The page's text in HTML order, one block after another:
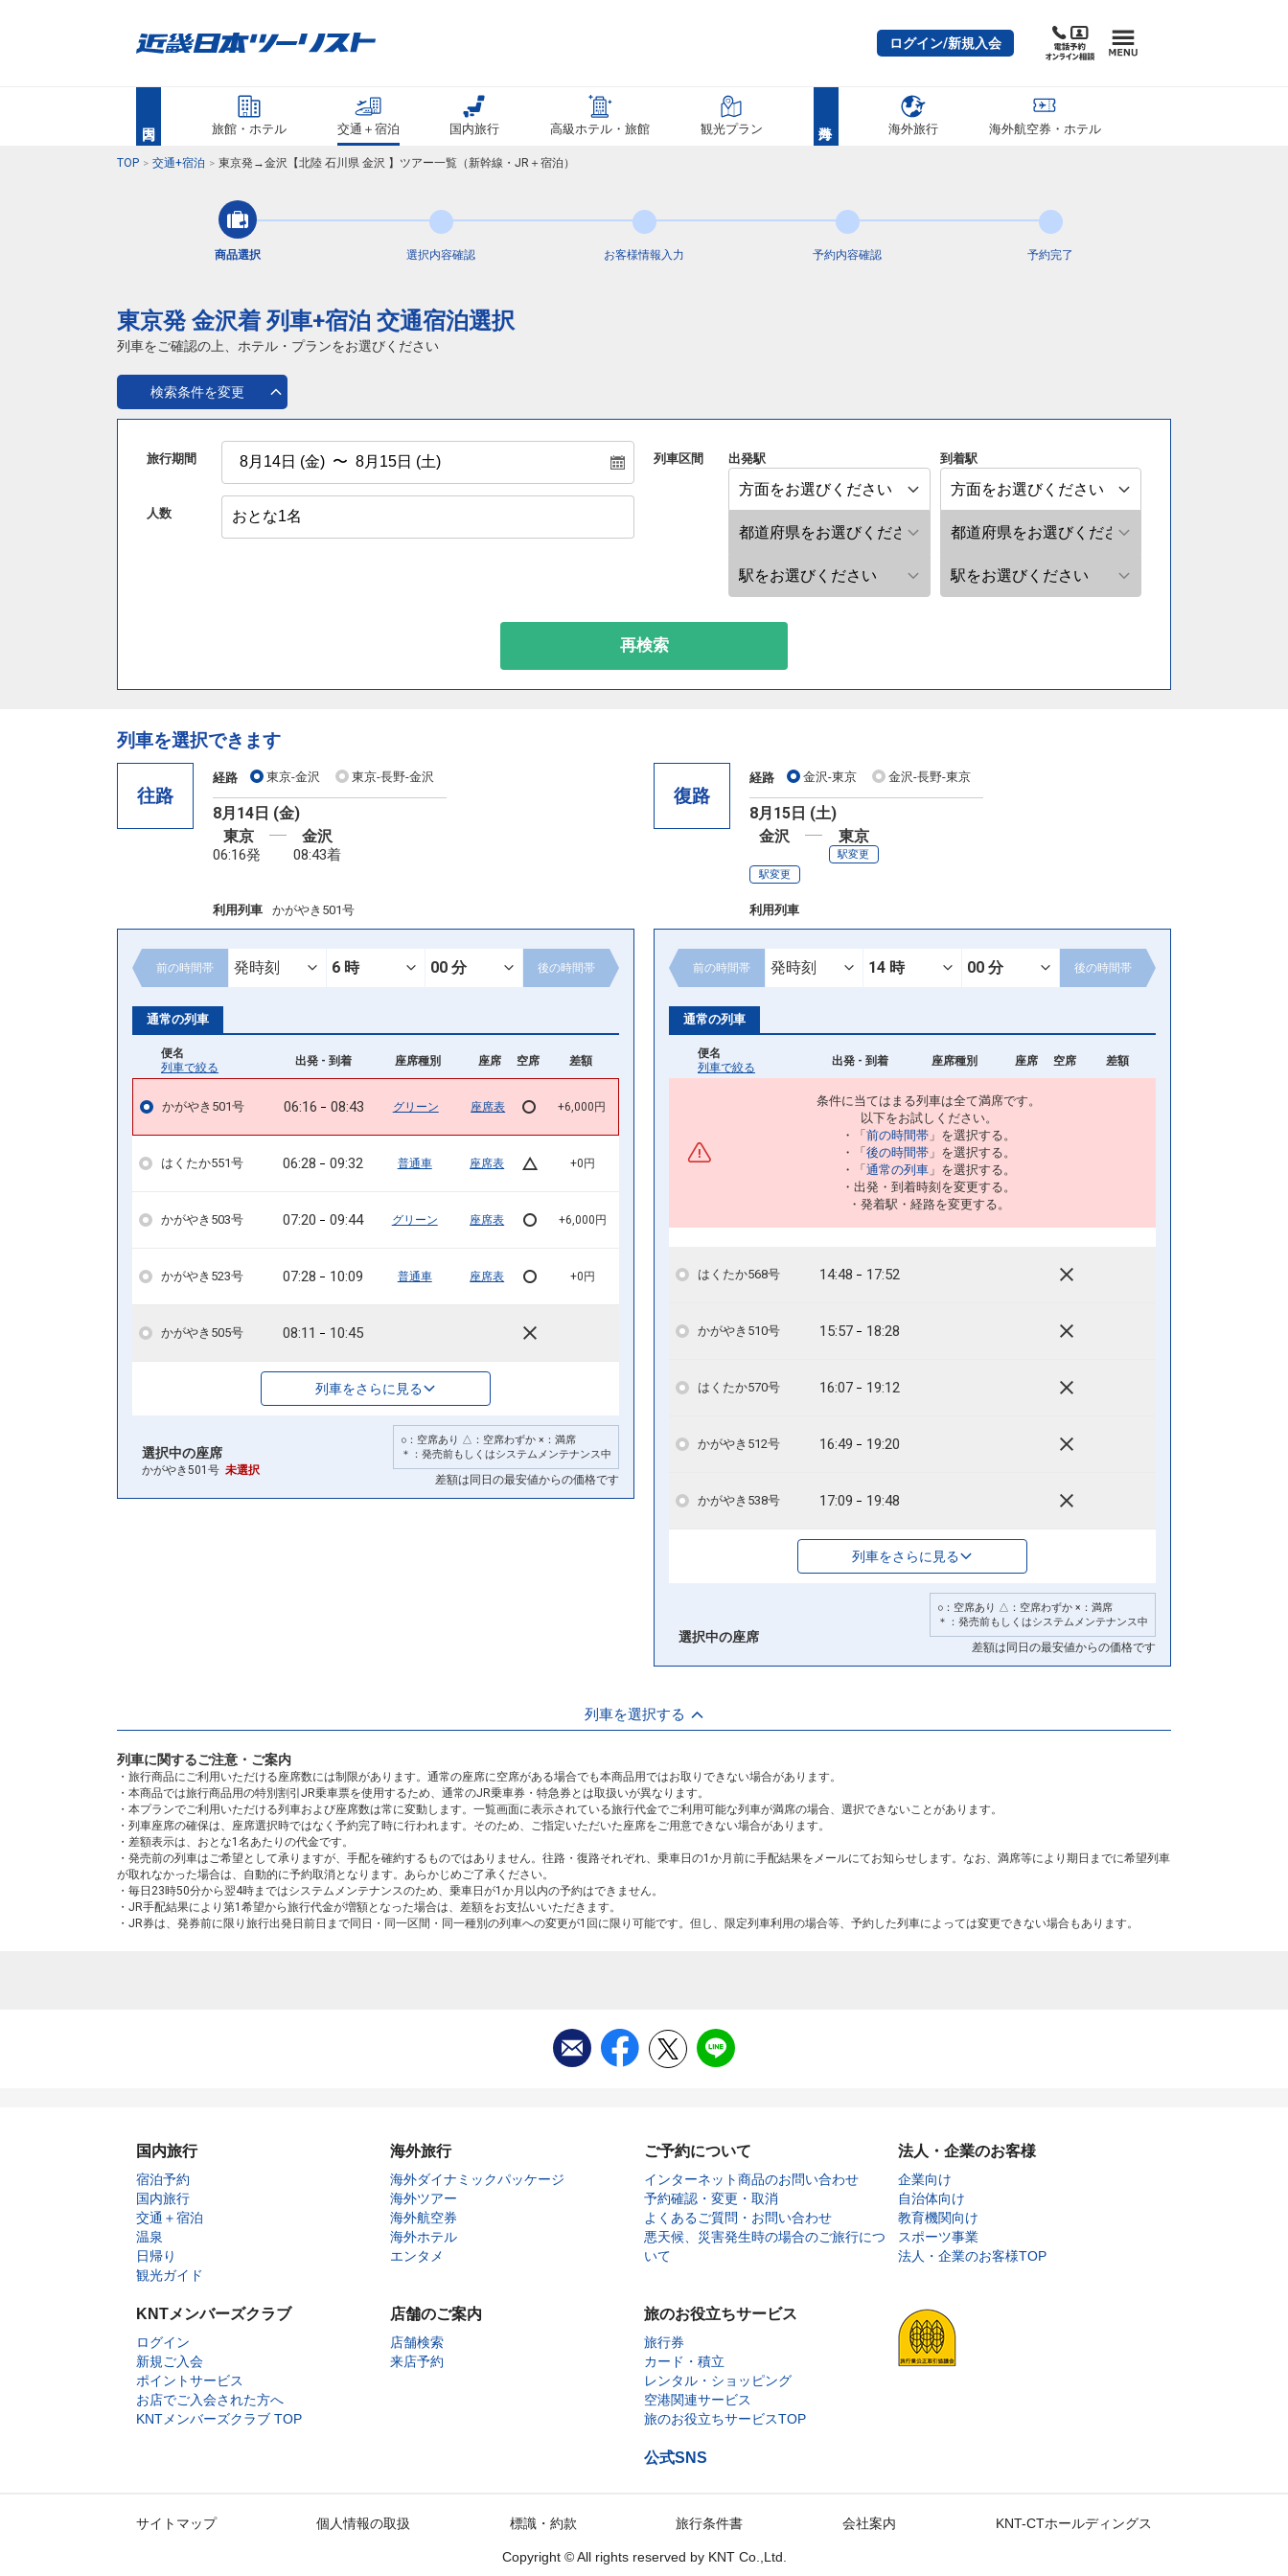
ログイン/新規入会
旅館・ホテル 交通＋宿泊 国内旅行 高級ホテル・旅館 観光プラン 海外旅行 海外航空券・ホテル
TOP 交通+宿泊 東京発→金沢【北陸 石川県 金沢 】ツアー一覧（新幹線・JR＋宿泊）
商品選択 選択内容確認 お客様情報 入力 予約内容確認 予約完了
東京発 金沢着 列車+宿泊 交通宿泊選択
列車をご確認の上、ホテル・プランをお選びください
検索条件を変更
旅行期間
人数
列車区間 出発駅 到着駅
再検索
列車を選択できます
往路
経路 東京-金沢 東京-長野-金沢
8月14日 (金)
東京
06:16発
金沢
08:43着
利用列車 かがやき501号
前の時間帯 後の時間帯
通常の列車
便名
列車で絞る
出発 - 到着 座席種別 座席 空席 差額
かがやき501号 06:16 08:43 グリーン 座席表 +6,000円
はくたか551号 06:28 09:32 普通車 座席表 +0円
かがやき503号 07:20 09:44 グリーン 座席表 +6,000円
かがやき523号 07:28 10:09 普通車 座席表 +0円
かがやき505号 08:11 10:45
列車をさらに見る
○：空席あり △：空席わずか ×：満席
＊：発売前もしくはシステムメンテナンス中
差額は同日の最安値からの価格です
選択中の座席
かがやき501号 未選択
復路
経路 金沢-東京 金沢-長野-東京
8月15日 (土)
金沢
駅変更
東京
駅変更
利用列車
前の時間帯 後の時間帯
通常の列車
便名
列車で絞る
出発 - 到着 座席種別 座席 空席 差額
条件に当てはまる列車は全て満席です。
以下をお試しください。
・「 前の時間帯 」を選択する。
・「 後の時間帯 」を選択する。
・「 通常の列車 」を選択する。
・出発・到着時刻を変更する。
・発着駅・経路を変更する。
はくたか568号 14:48 17:52
かがやき510号 15:57 18:28
はくたか570号 16:07 19:12
かがやき512号 16:49 19:20
かがやき538号 17:09 19:48
列車をさらに見る
○：空席あり △：空席わずか ×：満席
＊：発売前もしくはシステムメンテナンス中
差額は同日の最安値からの価格です
選択中の座席
列車を選択する
列車に関するご注意・ご案内
・旅行商品にご利用いただける座席数には制限があります。通常の座席に空席がある場合でも本商品用ではお取りできない場合があります。
・本商品では旅行商品用の特別割引JR乗車票を使用するため、通常のJR乗車券・特急券とは取扱いが異なります。
・本プランでご利用いただける列車および座席数は常に変動します。一覧画面に表示されている旅行代金でご利用可能な列車が満席の場合、選択できないことがあります。
・列車座席の確保は、座席選択時ではなく予約完了時に行われます。そのため、ご指定いただいた座席をご用意できない場合があります。
・差額表示は、おとな1名あたりの代金です。
・発売前の列車はご希望として承りますが、手配を確約するものではありません。往路・復路それぞれ、乗車日の1か月前に手配結果をメールにてお知らせします。なお、満席等により期日までに希望列車
が取れなかった場合は、自動的に予約取消となります。あらかじめご了承ください。
・毎日23時50分から翌4時まではシステムメンテナンスのため、乗車日が1か月以内の予約はできません。
・JR手配結果により第1希望から旅行代金が増額となった場合は、差額をお支払いいただきます。
・JR券は、発券前に限り旅行出発日前日まで同日・同一区間・同一種別の列車への変更が1回に限り可能です。但し、限定列車利用の場合等、予約した列車によっては変更できない場合もあります。
国内旅行
宿泊予約
国内旅行
交通＋宿泊
温泉
日帰り
観光ガイド
海外旅行
海外ダイナミックパッケージ
海外ツアー
海外航空券
海外ホテル
エンタメ
ご予約について
インターネット商品のお問い合わせ
予約確認・変更・取消
よくあるご質問・お問い合わせ
悪天候、災害発生時の場合のご旅行につ
いて
法人・企業のお客様
企業向け
自治体向け
教育機関向け
スポーツ事業
法人・企業のお客様TOP
KNTメンバーズクラブ
ログイン
新規ご入会
ポイントサービス
お店でご入会された方へ
KNTメンバーズクラブ TOP
店舗のご案内
店舗検索
来店予約
旅のお役立ちサービス
旅行券
カード・積立
レンタル・ショッピング
空港関連サービス
旅のお役立ちサービスTOP
公式SNS
サイトマップ 個人情報の取扱 標識・約款 旅行条件書 会社案内 KNT-CTホールディングス
Copyright © All rights reserved by KNT Co.,Ltd.